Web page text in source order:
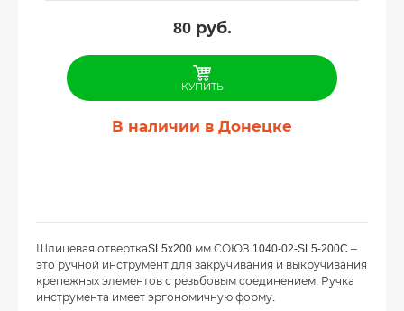
80руб.
КУПИТЬ
В наличии в Донецке
Шлицевая отверткаSL5x200 мм СОЮЗ 1040-02-SL5-200C –
это ручной инструмент для закручивания и выкручивания
крепежных элементов с резьбовым соединением. Ручка
инструмента имеет эргономичную форму.